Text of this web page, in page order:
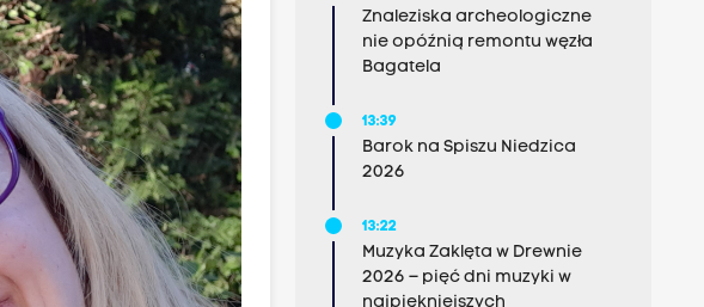
Znaleziska archeologiczne
nie opóźnią remontu węzła
Bagatela
13:39
Barok na Spiszu Niedzica
2026
13:22
Muzyka Zaklęta w Drewnie
2026 – pięć dni muzyki w
najpiękniejszych